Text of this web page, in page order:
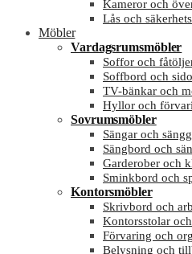
Kameror och
Lås och
Möbler
Vardagsrumsmöbler
Soffor och
Soffbord och
TV-bänkar och
Hyllor och
Sovrumsmöbler
Sängar och
Sängbord och
Garderober och
Sminkbord och
Kontorsmöbler
Skrivbord och
Kontorsstolar
Förvaring och
Belysning och